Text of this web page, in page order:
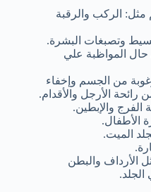
مثل: الركب والرقبة
وتصبغات البشرة.
المواظبة علي
من الجسم وإخفاء
رائحة الأرجل والأقدام.
والإبطين.
الأطفال.
الميت.
الأرداف والبطن